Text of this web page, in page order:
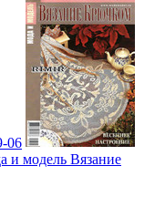
06
и модель Вязание